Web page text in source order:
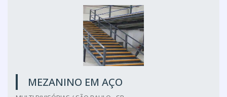
MEZANINO EM AÇO